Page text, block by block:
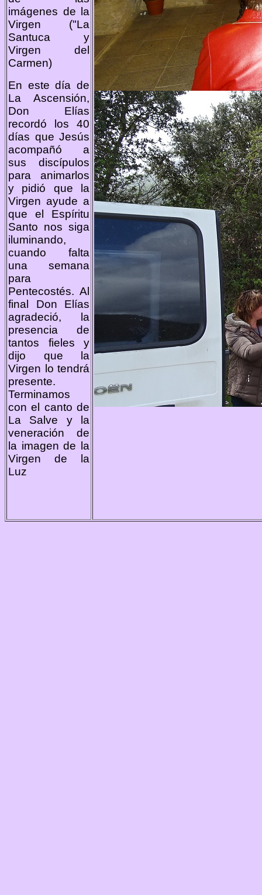
imágenes de la
Virgen ("La
Santuca y
Virgen del
Carmen)
En este día de
La Ascensión,
Don Elías
recordó los 40
días que Jesús
acompañó a
sus discípulos
para animarlos
y pidió que la
Virgen ayude a
que el Espíritu
Santo nos siga
iluminando,
cuando falta
una semana
para
Pentecostés. Al
final Don Elías
agradeció, la
presencia de
tantos fieles y
dijo que la
Virgen lo tendrá
presente.
Terminamos
con el canto de
La Salve y la
veneración de
la imagen de la
Virgen de la
Luz